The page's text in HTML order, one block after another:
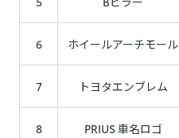
6 ホイールアーチモール
7 トヨタエンブレム
8 PRIUS 車名ロゴ